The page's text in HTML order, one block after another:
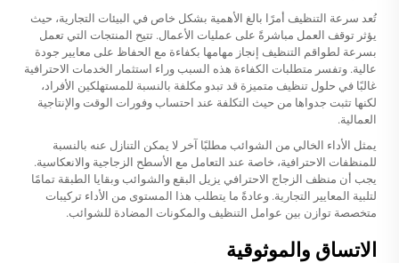
تُعد سرعة التنظيف أمرًا بالغ الأهمية بشكل خاص في البيئات التجارية، حيث
يؤثر توقف العمل مباشرةً على عمليات الأعمال. تتيح المنتجات التي تعمل
بسرعة لطواقم التنظيف إنجاز مهامها بكفاءة مع الحفاظ على معايير جودة
عالية. وتفسر متطلبات الكفاءة هذه السبب وراء استثمار الخدمات الاحترافية
غالبًا في حلول تنظيف متميزة قد تبدو مكلفة بالنسبة للمستهلكين الأفراد،
لكنها تثبت جدواها من حيث التكلفة عند احتساب وفورات الوقت والإنتاجية
العمالية.
يمثل الأداء الخالي من الشوائب مطلبًا آخر لا يمكن التنازل عنه بالنسبة
للمنظفات الاحترافية، خاصة عند التعامل مع الأسطح الزجاجية والانعكاسية.
يجب أن منظف الزجاج الاحترافي يزيل البقع والشوائب وبقايا الطبقة تمامًا
لتلبية المعايير التجارية. وعادةً ما يتطلب هذا المستوى من الأداء تركيبات
متخصصة توازن بين عوامل التنظيف والمكونات المضادة للشوائب.
الاتساق والموثوقية